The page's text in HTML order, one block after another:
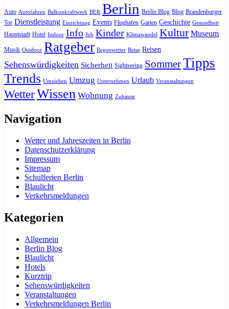
Auto Autofahren Balkonkraftwerk BER Berlin Berlin Blog Blog Brandenburger
Tor Dienstleistung Einrichtung Events Flughafen Garten Geschichte Gesundheit
Hauptstadt Hotel Indoor Info Job Kinder Klimawandel Kultur Museum
Musik Outdoor Ratgeber Regenwetter Reise Reisen
Sehenswürdigkeiten Sicherheit Sightseeing SommerTipps
Trends Umziehen Umzug Unternehmen Urlaub Veranstaltungen
WetterWissen Wohnung Zuhause
Navigation
Wetter und Jahreszeiten in Berlin
Datenschutzerklärung
Impressum
Sitemap
Schulferien Berlin
Blaulicht
Verkehrsmeldungen
Kategorien
Allgemein
Berlin Blog
Blaulicht
Hotels
Kurztrip
Sehenswürdigkeiten
Veranstaltungen
Verkehrsmeldungen Berlin